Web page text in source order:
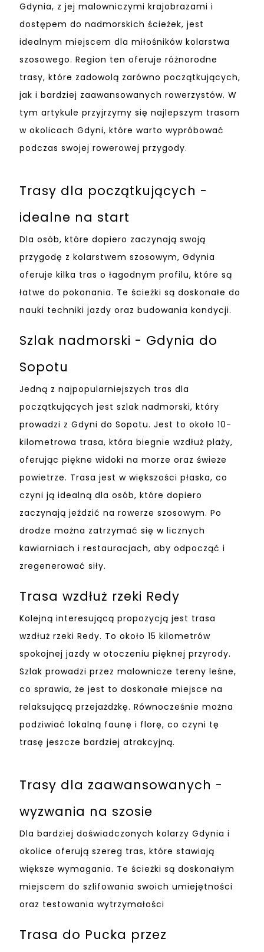
Gdynia, z jej malowniczymi krajobrazami i
dostępem do nadmorskich ścieżek, jest
idealnym miejscem dla miłośników kolarstwa
szosowego. Region ten oferuje różnorodne
trasy, które zadowolą zarówno początkujących,
jak i bardziej zaawansowanych rowerzystów. W
tym artykule przyjrzymy się najlepszym trasom
w okolicach Gdyni, które warto wypróbować
podczas swojej rowerowej przygody.
Trasy dla początkujących -
idealne na start
Dla osób, które dopiero zaczynają swoją
przygodę z kolarstwem szosowym, Gdynia
oferuje kilka tras o łagodnym profilu, które są
łatwe do pokonania. Te ścieżki są doskonałe do
nauki techniki jazdy oraz budowania kondycji.
Szlak nadmorski - Gdynia do
Sopotu
Jedną z najpopularniejszych tras dla
początkujących jest szlak nadmorski, który
prowadzi z Gdyni do Sopotu. Jest to około 10-
kilometrowa trasa, która biegnie wzdłuż plaży,
oferując piękne widoki na morze oraz świeże
powietrze. Trasa jest w większości płaska, co
czyni ją idealną dla osób, które dopiero
zaczynają jeździć na rowerze szosowym. Po
drodze można zatrzymać się w licznych
kawiarniach i restauracjach, aby odpocząć i
zregenerować siły.
Trasa wzdłuż rzeki Redy
Kolejną interesującą propozycją jest trasa
wzdłuż rzeki Redy. To około 15 kilometrów
spokojnej jazdy w otoczeniu pięknej przyrody.
Szlak prowadzi przez malownicze tereny leśne,
co sprawia, że jest to doskonałe miejsce na
relaksującą przejażdżkę. Równocześnie można
podziwiać lokalną faunę i florę, co czyni tę
trasę jeszcze bardziej atrakcyjną.
Trasy dla zaawansowanych -
wyzwania na szosie
Dla bardziej doświadczonych kolarzy Gdynia i
okolice oferują szereg tras, które stawiają
większe wymagania. Te ścieżki są doskonałym
miejscem do szlifowania swoich umiejętności
oraz testowania wytrzymałości
Trasa do Pucka przez